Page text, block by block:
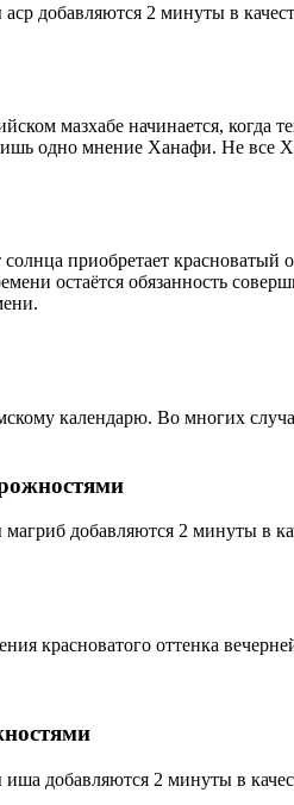
добавляются 2 минуты в
мазхабе начинается, когда
одно мнение Ханафи. Не все
приобретает
остаётся обязанность
календарю. Во многих
добавляются 2 минуты в
красноватого оттенка
добавляются 2 минуты в